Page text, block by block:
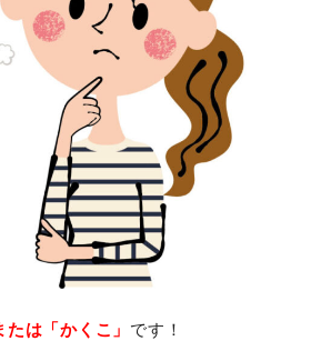
たは「かくこ」 です！